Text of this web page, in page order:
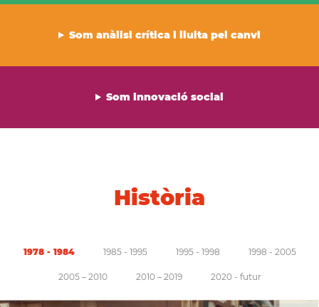
Som anàlisi crítica i lluita pel canvi
Som innovació social
Història
1978 - 1984 1985 - 1995 1995 - 1998 1998 - 2005
2005 – 2010 2010 – 2019 2020 - futur